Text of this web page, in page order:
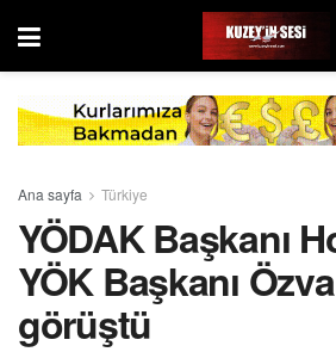
Ana sayfa Türkiye
YÖDAK Başkanı
YÖK Başkanı
görüştü